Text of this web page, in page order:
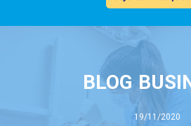
BLOG
19/11/2020